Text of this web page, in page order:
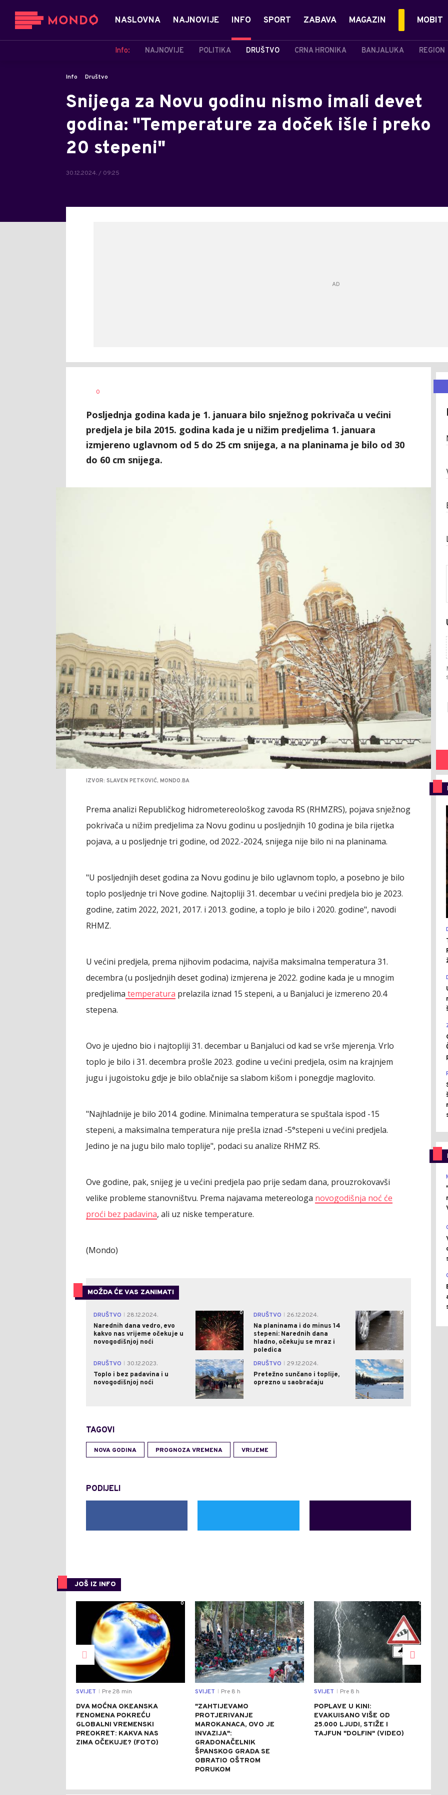
NASLOVNA NAJNOVIJE INFO
Info: NAJNOVIJE POLITIKA DRUŠTVO CRNA HRONIKA BANJALUKA REGION
SPORT ZABAVA MAGAZIN MOBIT
Info Društvo
Snijega za Novu godinu nismo imali devet
godina: "Temperature za doček išle i preko
20 stepeni"
30.12.2024. / 09:25
AUTOR
0
Posljednja godina kada je 1. januara bilo snježnog pokrivača u većini
predjela je bila 2015. godina kada je u nižim predjelima 1. januara
izmjereno uglavnom od 5 do 25 cm snijega, a na planinama je bilo od 30
do 60 cm snijega.
IZVOR: SLAVEN PETKOVIĆ, MONDO.BA
Prema analizi Republičkog hidrometereološkog zavoda RS (RHMZRS), pojava snježnog
pokrivača u nižim predjelima za Novu godinu u posljednjih 10 godina je bila rijetka
pojava, a u posljednje tri godine, od 2022.-2024, snijega nije bilo ni na planinama.
"U posljednjih deset godina za Novu godinu je bilo uglavnom toplo, a posebno je bilo
toplo posljednje tri Nove godine. Najtopliji 31. decembar u većini predjela bio je 2023.
godine, zatim 2022, 2021, 2017. i 2013. godine, a toplo je bilo i 2020. godine", navodi
RHMZ.
U većini predjela, prema njihovim podacima, najviša maksimalna temperatura 31.
decembra (u posljednjih deset godina) izmjerena je 2022. godine kada je u mnogim
predjelima temperatura prelazila iznad 15 stepeni, a u Banjaluci je izmereno 20.4
stepena.
Ovo je ujedno bio i najtopliji 31. decembar u Banjaluci od kad se vrše mjerenja. Vrlo
toplo je bilo i 31. decembra prošle 2023. godine u većini predjela, osim na krajnjem
jugu i jugoistoku gdje je bilo oblačnije sa slabom kišom i ponegdje maglovito.
"Najhladnije je bilo 2014. godine. Minimalna temperatura se spuštala ispod -15
stepeni, a maksimalna temperatura nije prešla iznad -5°stepeni u većini predjela.
Jedino je na jugu bilo malo toplije", podaci su analize RHMZ RS.
Ove godine, pak, snijeg je u većini predjela pao prije sedam dana, prouzrokovavši
velike probleme stanovništvu. Prema najavama metereologa novogodišnja noć će
proći bez padavina, ali uz niske temperature.
(Mondo)
MOŽDA ĆE VAS ZANIMATI
DRUŠTVO
28.12.2024.
Narednih dana vedro, evo
kakvo nas vrijeme očekuje u
novogodišnjoj noći
0 DRUŠTVO
26.12.2024.
Na planinama i do minus 14
stepeni: Narednih dana
hladno, očekuju se mraz i
poledica
0
DRUŠTVO
30.12.2023.
Toplo i bez padavina i u
novogodišnjoj noći
0 DRUŠTVO
29.12.2024.
Pretežno sunčano i toplije,
oprezno u saobraćaju
0
TAGOVI
NOVA GODINA PROGNOZA VREMENA VRIJEME
PODIJELI
JOŠ IZ INFO
0
SVIJET Pre 28 min
DVA MOĆNA OKEANSKA
FENOMENA POKREĆU
GLOBALNI VREMENSKI
PREOKRET: KAKVA NAS
ZIMA OČEKUJE? (FOTO)
0
SVIJET Pre 8 h
"ZAHTIJEVAMO
PROTJERIVANJE
MAROKANACA, OVO JE
INVAZIJA":
GRADONAČELNIK
ŠPANSKOG GRADA SE
OBRATIO OŠTROM
PORUKOM
0
SVIJET Pre 8 h
POPLAVE U KINI:
EVAKUISANO VIŠE OD
25.000 LJUDI, STIŽE I
TAJFUN "DOLFIN" (VIDEO)